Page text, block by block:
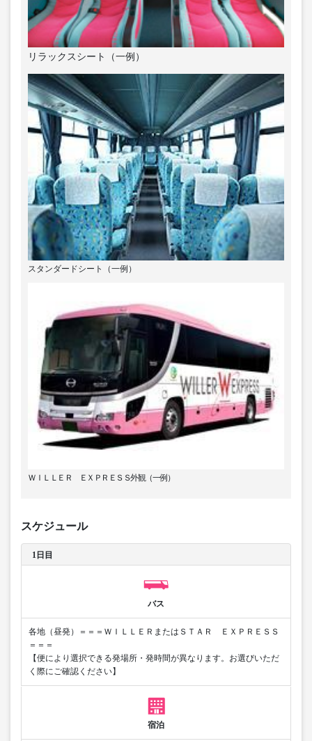
リラックスシート（一例）
スタンダードシート（一例）
ＷＩＬＬＥＲ ＥＸＰＲＥＳＳ外観（一例）
スケジュール
1日目
バス
各地（昼発）＝＝＝ＷＩＬＬＥＲまたはＳＴＡＲ ＥＸＰＲＥＳＳ
＝＝＝
【便により選択できる発場所・発時間が異なります。お選びいただ
く際にご確認ください】
宿泊